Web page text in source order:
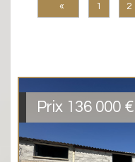
« 1 2
Prix 136 000 €